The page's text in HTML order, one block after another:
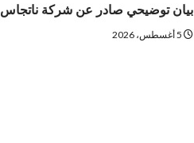
بيان توضيحي صادر عن شركة ناتجاس